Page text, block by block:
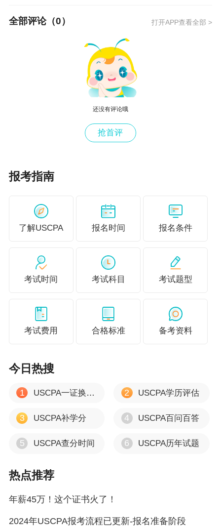
USCPA报
USCPA报
名条件
USCPA报
名时间
USCPA学
USCPA考
试地点
USCPA考
试科目
USCPA考
试题型
USCPA考
试形式
NTS申请 NTS有效期
绩
习方法
续教育
全部评论（0） 打开APP查看全部 >
还没有评论哦
抢首评
报考指南
了解USCPA 报名时间 报名条件
考试时间 考试科目 考试题型
考试费用 合格标准 备考资料
今日热搜
1 USCPA一证换多证 2 USCPA学历评估
3 USCPA补学分 4 USCPA百问百答
5 USCPA查分时间 6 USCPA历年试题
热点推荐
年薪45万！这个证书火了！
2024年USCPA报考流程已更新-报名准备阶段